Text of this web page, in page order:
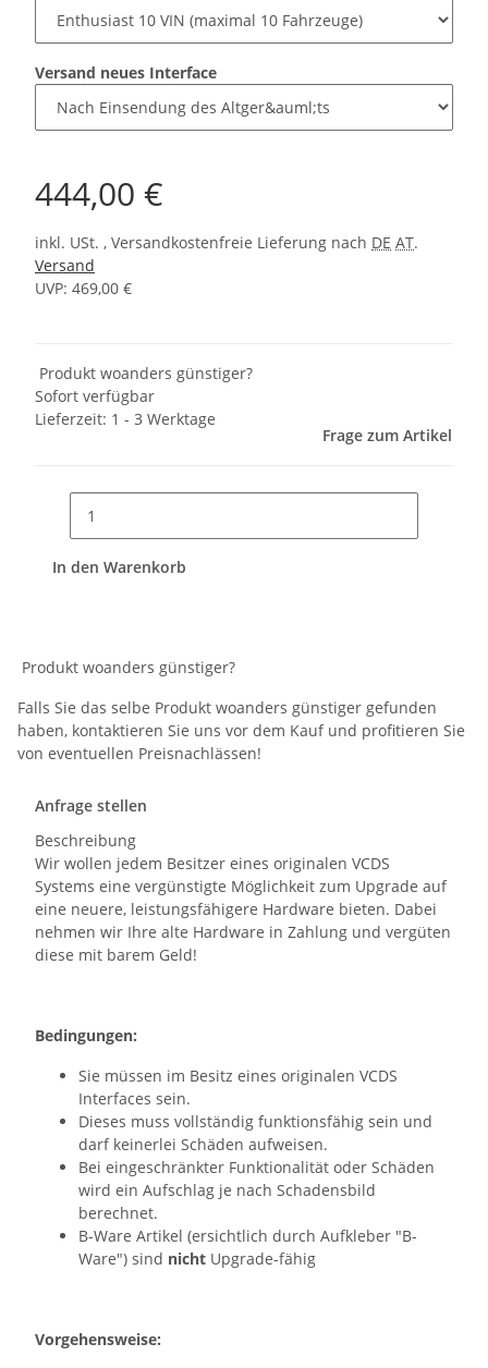
Versand neues Interface
444,00 €
inkl. USt. , Versandkostenfreie Lieferung nach DE AT.
Versand
UVP: 469,00 €
Produkt woanders günstiger?
Sofort verfügbar
Lieferzeit: 1 - 3 Werktage
Frage zum Artikel
In den Warenkorb
Produkt woanders günstiger?
Falls Sie das selbe Produkt woanders günstiger gefunden
haben, kontaktieren Sie uns vor dem Kauf und profitieren Sie
von eventuellen Preisnachlässen!
Anfrage stellen
Beschreibung
Wir wollen jedem Besitzer eines originalen VCDS
Systems eine vergünstigte Möglichkeit zum Upgrade auf
eine neuere, leistungsfähigere Hardware bieten. Dabei
nehmen wir Ihre alte Hardware in Zahlung und vergüten
diese mit barem Geld!
Bedingungen:
Sie müssen im Besitz eines originalen VCDS
Interfaces sein.
Dieses muss vollständig funktionsfähig sein und
darf keinerlei Schäden aufweisen.
Bei eingeschränkter Funktionalität oder Schäden
wird ein Aufschlag je nach Schadensbild
berechnet.
B-Ware Artikel (ersichtlich durch Aufkleber "B-
Ware") sind nicht Upgrade-fähig
Vorgehensweise: